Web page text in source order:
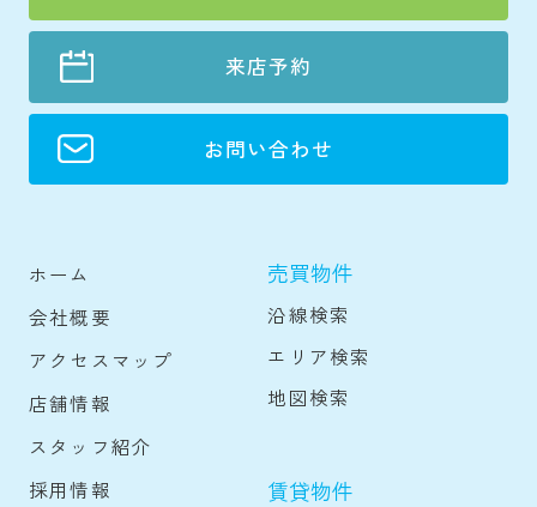
来店予約
お問い合わせ
ホーム
会社概要
アクセスマップ
店舗情報
スタッフ紹介
採用情報
売買物件
沿線検索
エリア検索
地図検索
賃貸物件